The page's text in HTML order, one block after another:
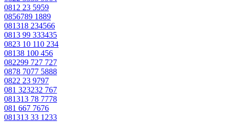
0812 23 5959
0856789 1889
081318 234566
0813 99 333435
0823 10 110 234
08138 100 456
082299 727 727
0878 7077 5888
0822 23 9797
081 323232 767
081313 78 7778
081 667 7676
081313 33 1233